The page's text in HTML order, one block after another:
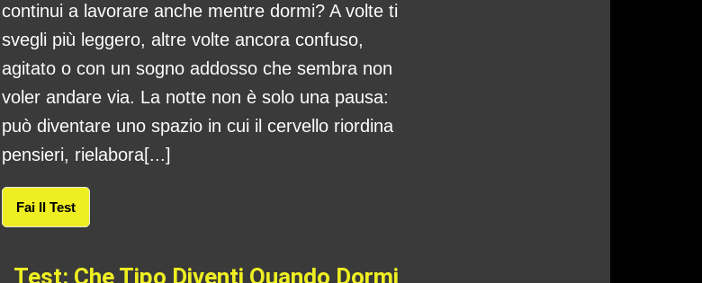
continui a lavorare anche mentre dormi? A volte ti
svegli più leggero, altre volte ancora confuso,
agitato o con un sogno addosso che sembra non
voler andare via. La notte non è solo una pausa:
può diventare uno spazio in cui il cervello riordina
pensieri, rielabora[...]
Fai Il Test
Test: Che Tipo Diventi Quando Dormi